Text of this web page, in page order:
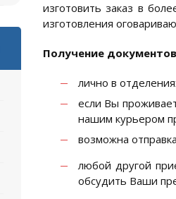
изготовить заказ в
изготовления
Получение
лично в
если Вы
нашим курьером
возможна
любой другой
обсудить Ваши